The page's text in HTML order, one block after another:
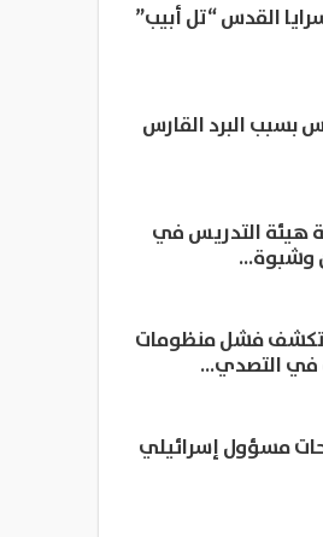
القدس “تل أبيب”
بسبب البرد القارس
هيئة التدريس في
وشبوة…
تكشف فشل منظومات
في التصدي…
مسؤول إسرائيلي